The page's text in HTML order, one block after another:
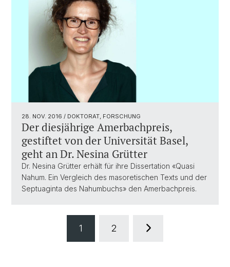
28. NOV. 2016 / DOKTORAT, FORSCHUNG
Der diesjährige Amerbachpreis,
gestiftet von der Universität Basel,
geht an Dr. Nesina Grütter
Dr. Nesina Grütter erhält für ihre Dissertation «Quasi
Nahum. Ein Vergleich des masoretischen Texts und der
Septuaginta des Nahumbuchs» den Amerbachpreis.
1 2